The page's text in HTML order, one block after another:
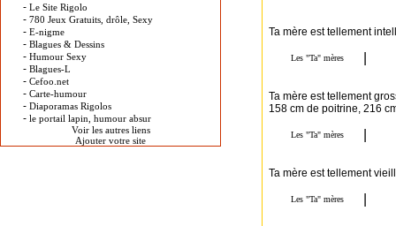
- Le Site Rigolo
- 780 Jeux Gratuits, drôle, Sexy
- E-nigme
- Blagues & Dessins
- Humour Sexy
- Blagues-L
- Cefoo.net
- Carte-humour
- Diaporamas Rigolos
- le portail lapin, humour absur
Voir les autres liens
Ajouter votre site
Ta mère est tellement
Ta mère est tellement
158 cm de poitrine, 216
Ta mère est tellement